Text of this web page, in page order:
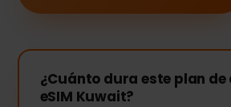
¿Cuánto dura este plan
eSIM Kuwait?